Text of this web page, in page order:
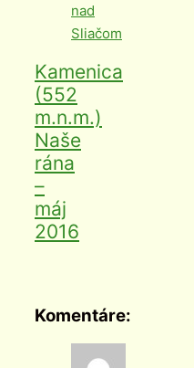
nad
Sliačom
Kamenica
(552
m.n.m.)
Naše
rána
–
máj
2016
Komentáre: